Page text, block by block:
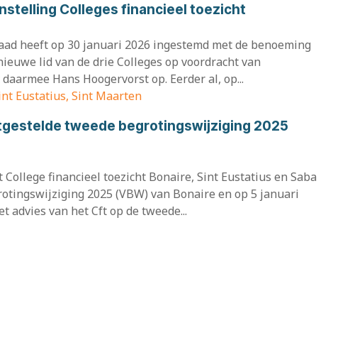
Colleges financieel toezicht
heeft op 30 januari 2026 ingestemd met de benoeming
lid van de drie Colleges op voordracht van
Hans Hoogervorst op. Eerder al, op...
Eustatius, Sint Maarten
tweede begrotingswijziging 2025
College financieel toezicht Bonaire, Sint Eustatius en Saba
2025 (VBW) van Bonaire en op 5 januari
advies van het Cft op de tweede...